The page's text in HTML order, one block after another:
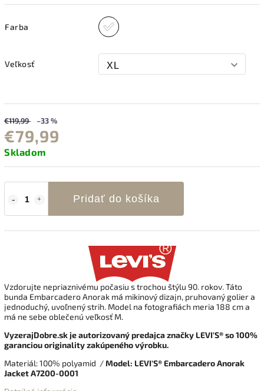
Farba
Veľkosť
€119,99 –33 %
€79,99
Skladom
Pridať do košíka
Vzdorujte nepriaznivému počasiu s trochou štýlu 90. rokov. Táto
bunda Embarcadero Anorak má mikinový dizajn, pruhovaný golier a
jednoduchý, uvoľnený strih. Model na fotografiách meria 188 cm a
má ne sebe oblečenú veľkosť M.
VyzerajDobre.sk je autorizovaný predajca značky LEVI'S® so 100%
garanciou originality zakúpeného výrobku.
Materiál: 100% polyamid /Model: LEVI'S® Embarcadero Anorak
Jacket A7200-0001